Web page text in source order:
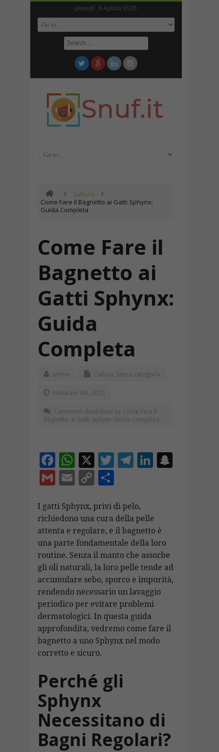
giovedì , 6 Agosto 2026
Cultura
Come Fare il Bagnetto ai Gatti Sphynx:
Guida Completa
Come Fare il
Bagnetto ai
Gatti Sphynx:
Guida
Completa
admin Cultura, Senza categoria
Febbraio 4th, 2025
Commenti disabilitati su Come Fare il
Bagnetto ai Gatti Sphynx: Guida Completa
F
ac
e
b
o
o
k
W
h
at
s
A
p
p
X T
w
itt
er
T
gr
a
m
Li
dI
n
S
G
ai
l
E
ai
l
C
p
y
Li
n
k
C
n
di
vi
di
I gatti Sphynx, privi di pelo,
richiedono una cura della pelle
attenta e regolare, e il bagnetto è
una parte fondamentale della loro
routine. Senza il manto che assorbe
gli oli naturali, la loro pelle tende ad
accumulare sebo, sporco e impurità,
rendendo necessario un lavaggio
periodico per evitare problemi
dermatologici. In questa guida
approfondita, vedremo come fare il
bagnetto a uno Sphynx nel modo
corretto e sicuro.
Perché gli
Sphynx
Necessitano di
Bagni Regolari?